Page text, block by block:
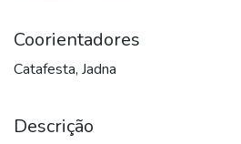
Coorientadores
Catafesta, Jadna
Descrição